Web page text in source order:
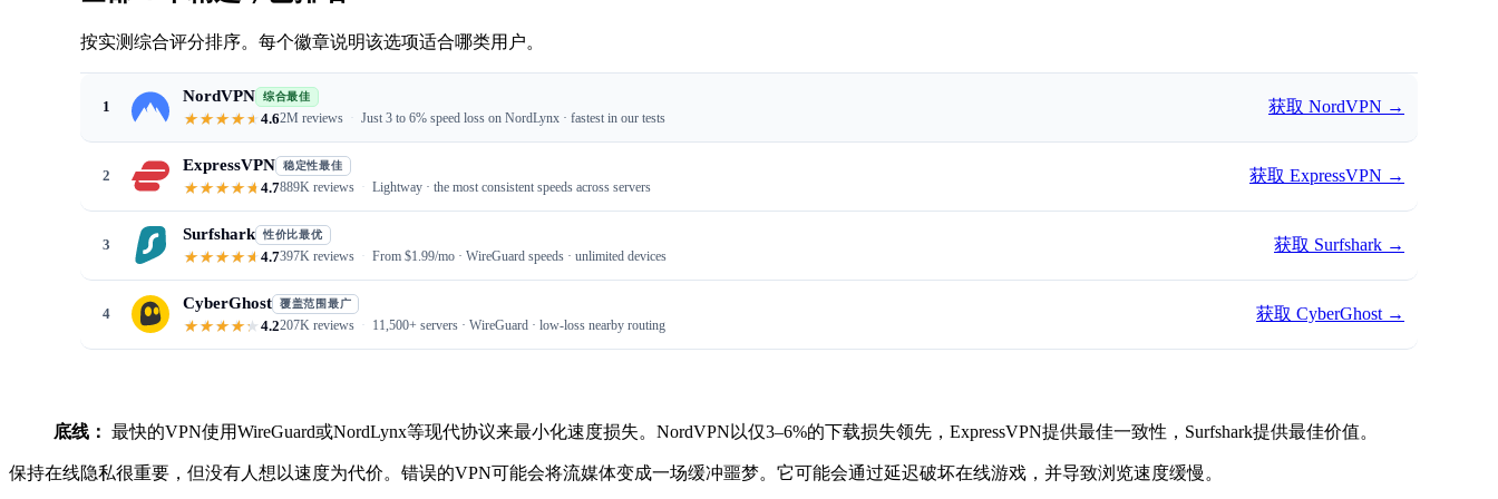
按实测综合评分排序。每个徽章说明该选项适合哪类用户。
1
NordVPN 综合最佳
4.62M reviews Just 3 to 6% speed loss on NordLynx · fastest in our tests
获取 NordVPN →
2
ExpressVPN 稳定性最佳
4.7889K reviews Lightway · the most consistent speeds across servers
获取 ExpressVPN →
3
Surfshark 性价比最优
4.7397K reviews From $1.99/mo · WireGuard speeds · unlimited devices
获取 Surfshark →
4
CyberGhost 覆盖范围最广
4.2207K reviews 11,500+ servers · WireGuard · low-loss nearby routing
获取 CyberGhost →
底线： 最快的VPN使用WireGuard或NordLynx等现代协议来最小化速度损失。NordVPN以仅3–6%的下载损失领先，ExpressVPN提供最佳一致性，Surfshark提供最佳价值。
保持在线隐私很重要，但没有人想以速度为代价。错误的VPN可能会将流媒体变成一场缓冲噩梦。它可能会通过延迟破坏在线游戏，并导致浏览速度缓慢。